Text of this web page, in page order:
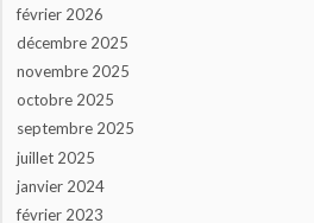
février 2026
décembre 2025
novembre 2025
octobre 2025
septembre 2025
juillet 2025
janvier 2024
février 2023